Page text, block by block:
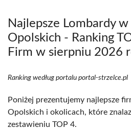
Najlepsze Lombardy
Opolskich - Ranking
Firm w sierpniu 2026
Ranking według portalu portal-strzelce.pl
Poniżej prezentujemy najlepsze
Opolskich i okolicach, które
zestawieniu TOP 4.